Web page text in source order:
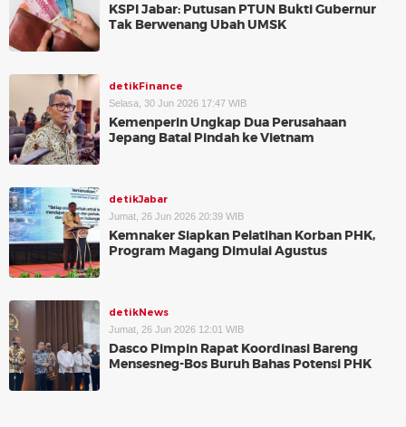
KSPI Jabar: Putusan PTUN Bukti Gubernur
Tak Berwenang Ubah UMSK
detikFinance
Selasa, 30 Jun 2026 17:47 WIB
Kemenperin Ungkap Dua Perusahaan
Jepang Batal Pindah ke Vietnam
detikJabar
Jumat, 26 Jun 2026 20:39 WIB
Kemnaker Siapkan Pelatihan Korban PHK,
Program Magang Dimulai Agustus
detikNews
Jumat, 26 Jun 2026 12:01 WIB
Dasco Pimpin Rapat Koordinasi Bareng
Mensesneg-Bos Buruh Bahas Potensi PHK